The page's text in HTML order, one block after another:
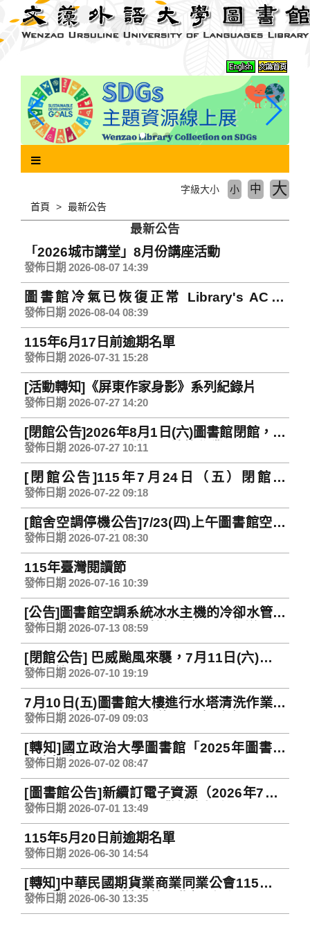
主
首頁 最新公告
字級大小 小 中 大
最新公告
「2026城市講堂」8月份講座活動
發佈日期 2026-08-07 14:39
圖書館冷氣已恢復正常 Library's AC is
Cooling
發佈日期 2026-08-04 08:39
115年6月17日前逾期名單
發佈日期 2026-07-31 15:28
[活動轉知]《屏東作家身影》系列紀錄片
發佈日期 2026-07-27 14:20
[閉館公告]2026年8月1日(六)圖書館閉館，全
校區停電進行高壓變壓器汰換作業。 Library
Closed on Saturday, August 1, 2026 for
campus-wide electric outage for
replacement of high voltage transformer
發佈日期 2026-07-27 10:11
[閉館公告]115年7月24日（五）閉館。
Wenzao Library Closed on Friday, July
24 for campus-wide day off
發佈日期 2026-07-22 09:18
[館舍空調停機公告]7/23(四)上午圖書館空調
主機停機(無冷氣) Library Air-Conditioners
Out of Service on July 23 from 8:30-13:00
發佈日期 2026-07-21 08:30
115年臺灣閱讀節
發佈日期 2026-07-16 10:39
[公告]圖書館空調系統冰水主機的冷卻水管破
裂待修繕，即日起全館無冷氣，只有送風。
Library's AC Not Cooling, Only
Ventilation Available
發佈日期 2026-07-13 08:59
[閉館公告] 巴威颱風來襲，7月11日(六)圖書
館閉館一日。Wenzao Library Closed on
Saturday, July 11 due to Typhoon Bavi
發佈日期 2026-07-10 19:19
7月10日(五)圖書館大樓進行水塔清洗作業，
全棟大樓停水、廁所停用、無冷氣 Water
Supply, Restrooms & Air-Conditoners
Out of Service in the Library on July 10,
2026
發佈日期 2026-07-09 09:03
[轉知]國立政治大學圖書館「2025年圖書館
年度報告」
發佈日期 2026-07-02 08:47
[圖書館公告]新續訂電子資源（2026年7月1
日~2027年6月30日），歡迎多加利用。
發佈日期 2026-07-01 13:49
115年5月20日前逾期名單
發佈日期 2026-06-30 14:54
[轉知]中華民國期貨業商業同業公會115年第
2季「期貨人」（總號第98期）季刊
發佈日期 2026-06-30 13:35